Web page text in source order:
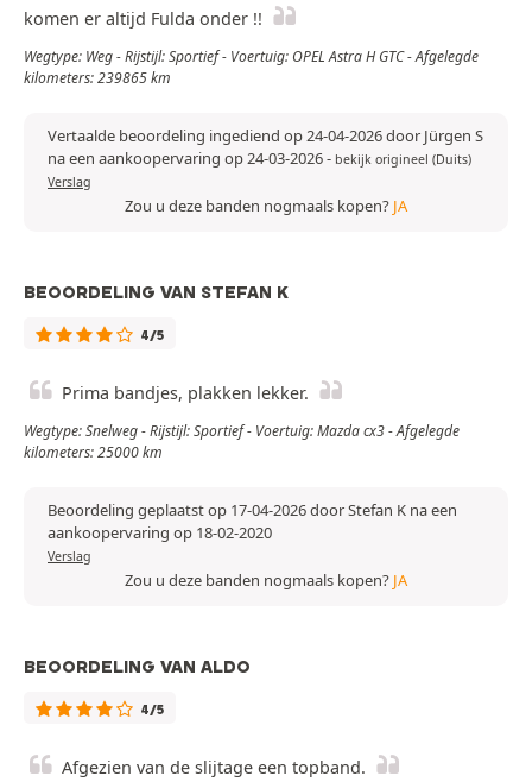
komen er altijd Fulda onder !!
Wegtype: Weg - Rijstijl: Sportief - Voertuig: OPEL Astra H GTC - Afgelegde
kilometers: 239865 km
Vertaalde beoordeling ingediend op 24-04-2026 door Jürgen S
na een aankoopervaring op 24-03-2026- bekijk origineel (Duits)
Verslag
Zou u deze banden nogmaals kopen? JA
BEOORDELING VAN STEFAN K
4/5
Prima bandjes, plakken lekker.
Wegtype: Snelweg - Rijstijl: Sportief - Voertuig: Mazda cx3 - Afgelegde
kilometers: 25000 km
Beoordeling geplaatst op 17-04-2026 door Stefan K na een
aankoopervaring op 18-02-2020
Verslag
Zou u deze banden nogmaals kopen? JA
BEOORDELING VAN ALDO
4/5
Afgezien van de slijtage een topband.